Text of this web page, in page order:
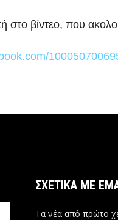
στο βίντεο, που
ΣΧΕΤΙΚΆ ΜΕ
Τα νέα από πρώτο